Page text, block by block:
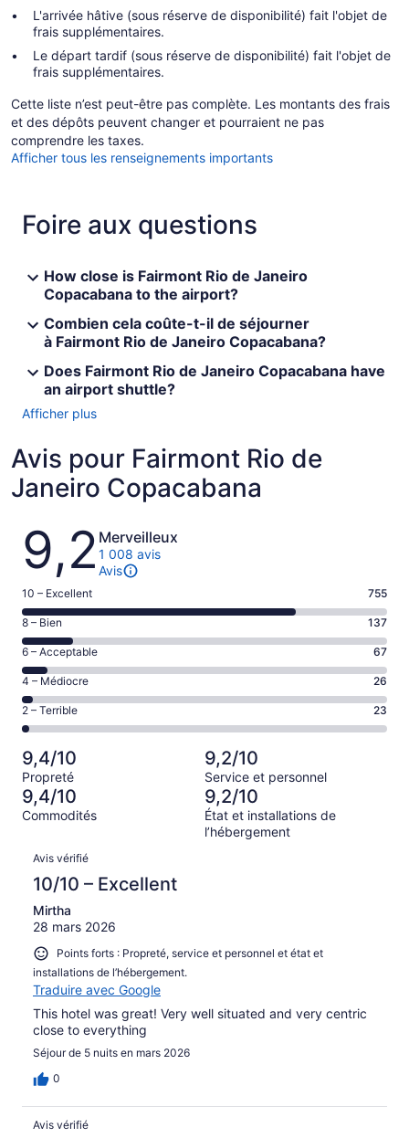
L'arrivée hâtive (sous réserve de disponibilité) fait l'objet de
frais supplémentaires.
Le départ tardif (sous réserve de disponibilité) fait l'objet de
frais supplémentaires.
Cette liste n’est peut-être pas complète. Les montants des frais
et des dépôts peuvent changer et pourraient ne pas
comprendre les taxes.
Afficher tous les renseignements importants
Foire aux questions
How close is Fairmont Rio de Janeiro
Copacabana to the airport?
Combien cela coûte-t-il de séjourner
à Fairmont Rio de Janeiro Copacabana?
Does Fairmont Rio de Janeiro Copacabana have
an airport shuttle?
Afficher plus
Avis pour Fairmont Rio de
Janeiro Copacabana
Avis
9,2 Merveilleux
1 008 avis
Avis
Note
de 10
–
Excellent,
d’après
755 avis
sur 1008.
10 – Excellent 755
Note
de 8
–
Bien,
d’après
137 avis
sur 1008.
8 – Bien 137
Note
de 6
–
Acceptable,
d’après
sur 1008.
6 – Acceptable 67
Note
de 4
–
Médiocre,
d’après
26 avis
sur 1008.
4 – Médiocre 26
Note
de 2
–
Terrible,
d’après
23 avis
sur 1008.
2 – Terrible 23
9,4/10
Propreté
9,2/10
Service et personnel
9,4/10
Commodités
9,2/10
État et installations de
l’hébergement
Avis
Avis vérifié
10/10 – Excellent
Mirtha
28 mars 2026
Points forts : Propreté, service et personnel et état et
installations de l’hébergement.
Traduire avec Google
This hotel was great! Very well situated and very centric
close to everything
Séjour de 5 nuits en mars 2026
0
Avis vérifié